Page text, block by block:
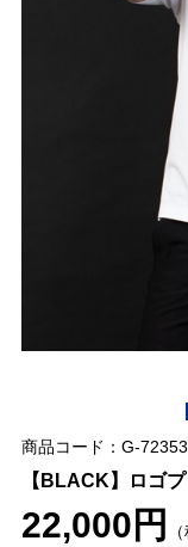
商品コード：G-
【BLACK】ロゴ
22,000円